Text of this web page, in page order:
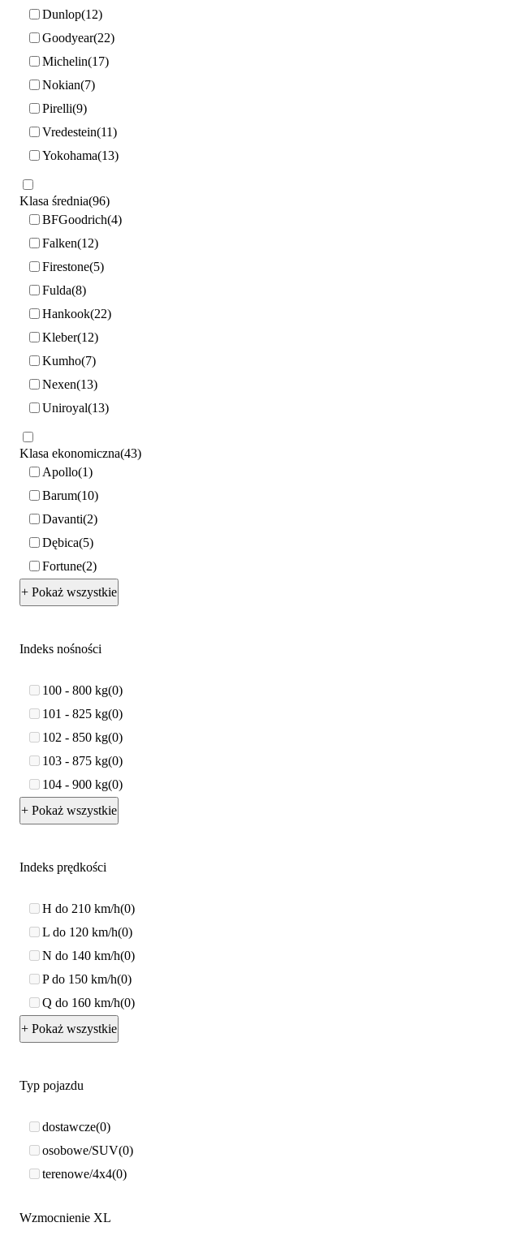
Dunlop 12
Goodyear 22
Michelin 17
Nokian 7
Pirelli 9
Vredestein 11
Yokohama 13
Klasa średnia 96
BFGoodrich 4
Falken 12
Firestone 5
Fulda 8
Hankook 22
Kleber 12
Kumho 7
Nexen 13
Uniroyal 13
Klasa ekonomiczna 43
Apollo 1
Barum 10
Davanti 2
Dębica 5
Fortune 2
+ Pokaż wszystkie
Indeks nośności
100 - 800 kg 0
101 - 825 kg 0
102 - 850 kg 0
103 - 875 kg 0
104 - 900 kg 0
+ Pokaż wszystkie
Indeks prędkości
H do 210 km/h 0
L do 120 km/h 0
N do 140 km/h 0
P do 150 km/h 0
Q do 160 km/h 0
+ Pokaż wszystkie
Typ pojazdu
dostawcze 0
osobowe/SUV 0
terenowe/4x4 0
Wzmocnienie XL